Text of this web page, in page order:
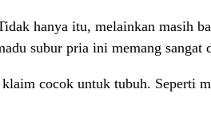
hanya itu, melainkan masih
subur pria ini memang sangat
cocok untuk tubuh. Seperti